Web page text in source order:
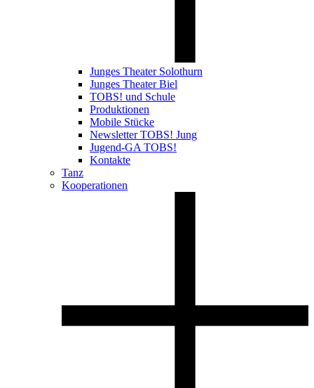
Junges Theater Solothurn
Junges Theater Biel
TOBS! und Schule
Produktionen
Mobile Stücke
Newsletter TOBS! Jung
Jugend-GA TOBS!
Kontakte
Tanz
Kooperationen